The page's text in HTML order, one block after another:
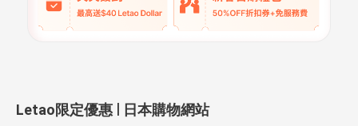
Letao限定優惠 | 日本購物網站